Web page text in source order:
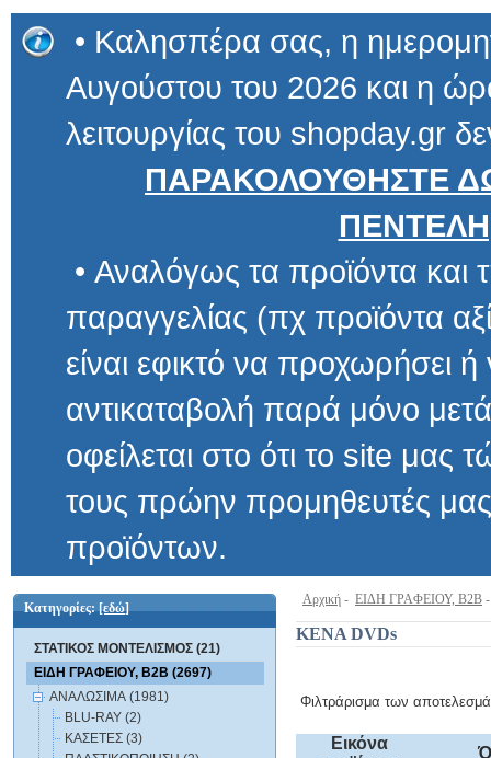
• Καλησπέρα σας, η
Αυγούστου του 2026 και η
λειτουργίας του shopday.gr
ΠΑΡΑΚΟΛΟΥΘΗΣΤΕ
• Αναλόγως τα προϊόντα και
παραγγελίας (πχ προϊόντα αξίας
είναι εφικτό να προχωρήσει ή να
αντικαταβολή παρά μόνο μετά
οφείλεται στο ότι το site μας τώρα
τους πρώην προμηθευτές μας
προϊόντων.
Κατηγορίες:[εδώ]
ΣΤΑΤΙΚΟΣ ΜΟΝΤΕΛΙΣΜΟΣ (21)
ΕΙΔΗ ΓΡΑΦΕΙΟΥ, B2B (2697)
ΑΝΑΛΩΣΙΜΑ (1981)
BLU-RAY (2)
ΚΑΣΕΤΕΣ (3)
Αρχική - ΕΙΔΗ ΓΡΑΦΕΙΟΥ, B2B
ΚΕΝΑ DVDs
Φιλτράρισμα των
Εικόνα